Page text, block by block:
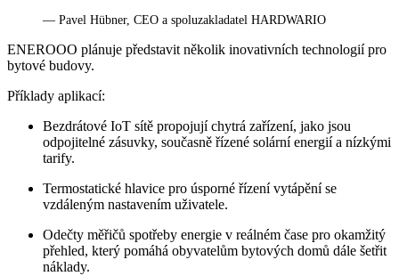
— Pavel Hübner, CEO a spoluzakladatel HARDWARIO
ENEROOO plánuje představit několik inovativních technologií pro
bytové budovy.
Příklady aplikací:
Bezdrátové IoT sítě propojují chytrá zařízení, jako jsou
odpojitelné zásuvky, současně řízené solární energií a nízkými
tarify.
Termostatické hlavice pro úsporné řízení vytápění se
vzdáleným nastavením uživatele.
Odečty měřičů spotřeby energie v reálném čase pro okamžitý
přehled, který pomáhá obyvatelům bytových domů dále šetřit
náklady.